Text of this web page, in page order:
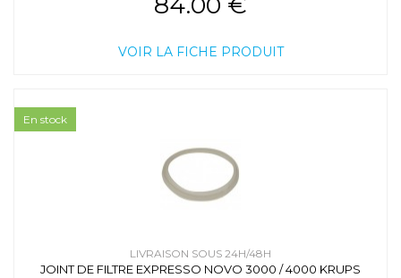
VOIR LA FICHE PRODUIT
LIVRAISON SOUS 24H/48H
JOINT DE FILTRE EXPRESSO NOVO 3000 / 4000 KRUPS
En stock